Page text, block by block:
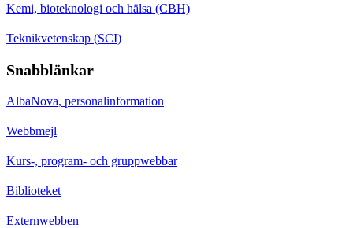
Kemi, bioteknologi och hälsa (CBH)
Teknikvetenskap (SCI)
Snabblänkar
AlbaNova, personalinformation
Webbmejl
Kurs-, program- och gruppwebbar
Biblioteket
Externwebben